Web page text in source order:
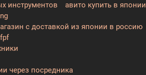
инструментов
авито купить в японии
с доставкой из японии в россию
через посредника